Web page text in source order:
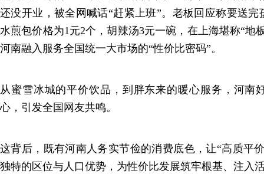
还没开业，被全网喊话“赶紧上班”。老板回应称要送
水煎包价格为1元2个，胡辣汤3元一碗，在上海堪称“地
河南融入服务全国统一大市场的“性价比密码”。
从蜜雪冰城的平价饮品，到胖东来的暖心服务，河南
心，引发全国网友共鸣。
这背后，既有河南人务实节俭的消费底色，让“高质平
独特的区位与人口优势，为性价比发展筑牢根基、注入